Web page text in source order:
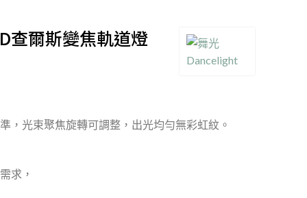
查爾斯變焦軌道燈
，光束聚焦旋轉可調整，出光均勻無彩虹紋。
求，